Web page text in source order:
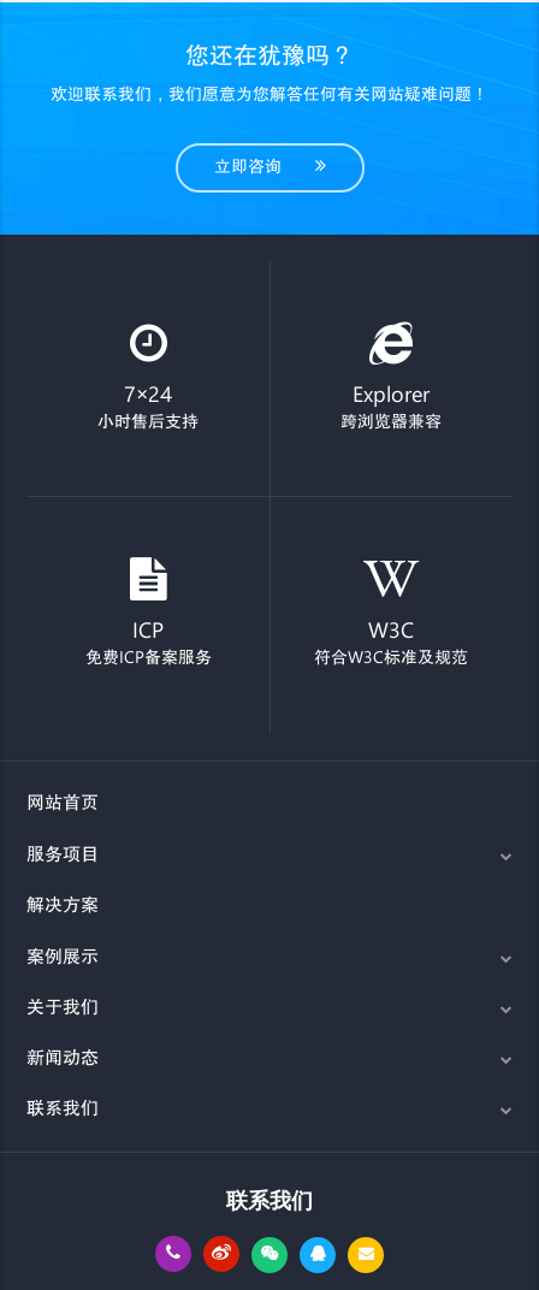
您还在犹豫吗？
欢迎联系我们，我们愿意为您解答任何有关网站疑难问题！
立即咨询
7×24
小时售后支持
Explorer
跨浏览器兼容
ICP
免费ICP备案服务
W3C
符合W3C标准及规范
网站首页
服务项目
解决方案
案例展示
关于我们
新闻动态
联系我们
联系我们